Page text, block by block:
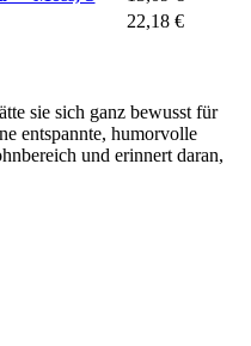
22,18 €
sie sich ganz bewusst für
entspannte, humorvolle
und erinnert daran,